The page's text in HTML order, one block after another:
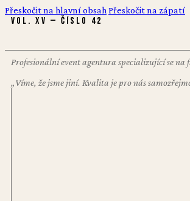
Přeskočit na hlavní obsah Přeskočit na zápatí
VOL. XV — ČÍSLO 42
Profesionální event agentura specializující se
„Víme, že jsme jiní. Kvalita je pro nás